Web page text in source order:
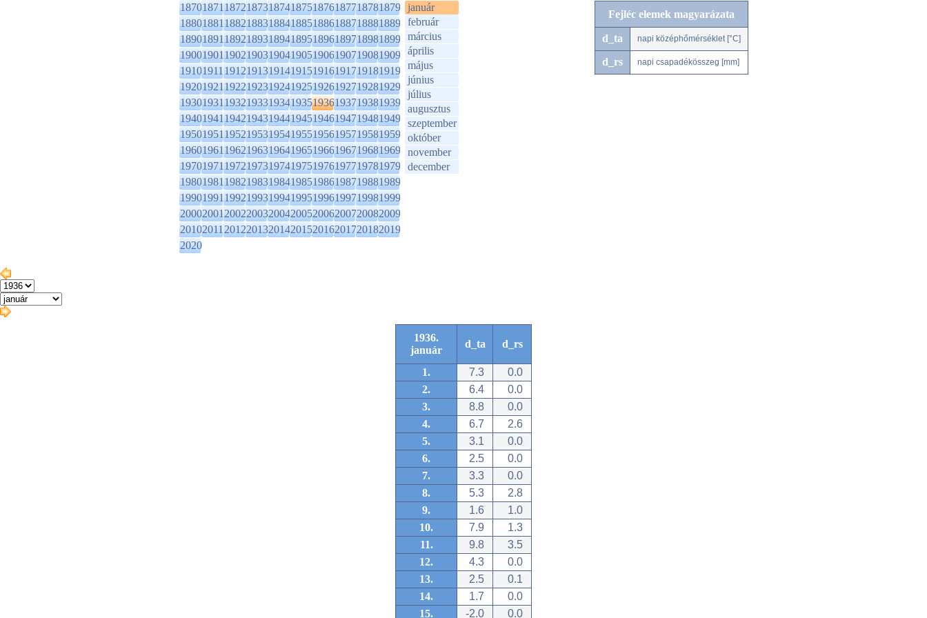
1870187118721873187418751876187718781879
1880188118821883188418851886188718881889
1890189118921893189418951896189718981899
1900190119021903190419051906190719081909
1910191119121913191419151916191719181919
1920192119221923192419251926192719281929
1930193119321933193419351936193719381939
1940194119421943194419451946194719481949
1950195119521953195419551956195719581959
1960196119621963196419651966196719681969
1970197119721973197419751976197719781979
1980198119821983198419851986198719881989
1990199119921993199419951996199719981999
2000200120022003200420052006200720082009
2010201120122013201420152016201720182019
2020
január
február
március
április
május
június
július
augusztus
szeptember
október
november
december
Fejléc elemek magyarázata
d_ta napi középhőmérséklet [°C]
d_rs napi csapadékösszeg [mm]
1936.
január
d_ta d_rs
1. 7.3
0.0
2.
6.4
0.0
3.
8.8
0.0
4.
6.7
2.6
5.
3.1
0.0
6.
2.5
0.0
7.
3.3
0.0
8.
5.3
2.8
9.
1.6
1.0
10.
7.9
1.3
11.
9.8
3.5
12.
4.3
0.0
13.
2.5
0.1
14.
1.7
0.0
15.
-2.0 0.0